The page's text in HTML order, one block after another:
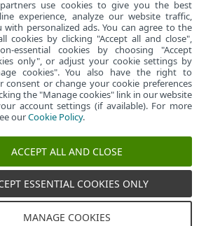
desktop
Base
use cookies to give you the best
experience, analyze our website traffic,
with personalized ads. You can agree to the
cookies by clicking "Accept all and close",
essential cookies by choosing "Accept
only", or adjust your cookie settings by
cookies". You also have the right to
consent or change your cookie preferences
the "Manage cookies" link in our website
account settings (if available). For more
ourCookie Policy.
ACCEPT ALL AND CLOSE
ESSENTIAL COOKIES ONLY
MANAGE COOKIES